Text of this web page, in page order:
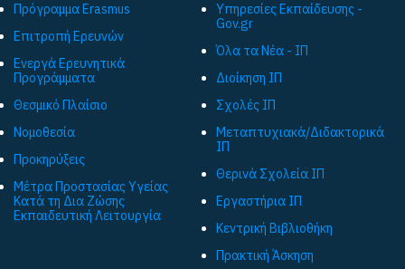
Πρόγραμμα Εrasmus
Επιτροπή Ερευνών
Ενεργά Ερευνητικά
Προγράμματα
Θεσμικό Πλαίσιο
Νομοθεσία
Προκηρύξεις
Μέτρα Προστασίας Υγείας
Κατά τη Δια Ζώσης
Εκπαιδευτική Λειτουργία
Υπηρεσίες Εκπαίδευσης -
Gov.gr
Όλα τα Νέα - ΙΠ
Διοίκηση ΙΠ
Σχολές ΙΠ
Μεταπτυχιακά/Διδακτορικά
ΙΠ
Θερινά Σχολεία ΙΠ
Εργαστήρια ΙΠ
Κεντρική Βιβλιοθήκη
Πρακτική Άσκηση